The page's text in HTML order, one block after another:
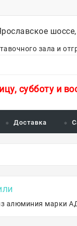
зала и
субботу и
Доставка
алюминия марки